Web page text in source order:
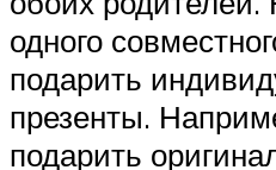
одного
подарить
презенты.
подарить